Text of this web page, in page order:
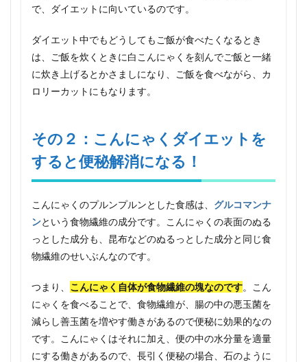
ると
にな
る！
3
その
くは
満腹
感が
あ
腹持
良い
その
生活
習慣
病の
予防
効果
も！
で、ダイエットに向いているのです。
ダイエット中でもどうしてもご飯が食べたくなるとき
は、ご飯を炊くときに白こんにゃくを刻んでご飯と一緒
に炊き上げるとかさましになり、ご飯を食べながら、カ
ロリーカットにもなります。
その２：こんにゃくダイエットを
すると便秘解消になる！
こんにゃくのプルンプルンとした食感は、 グルコマンナ
ンという食物繊維の成分です。こんにゃくの表面のぬる
っとした成分も、昆布などのぬるっとした成分と同じ食
物繊維のせいぶんなのです。
つまり、 こんにゃく自体が食物繊維の塊なのです。こん
にゃくを食べることで、食物繊維が、腸の中の悪玉菌を
減らし善玉菌を増やす働きがあるので便秘に効果的なの
です。こんにゃくはそれに加え、便の中の水分量を適量
にする働きがあるので、長引く便秘の場合、石のように